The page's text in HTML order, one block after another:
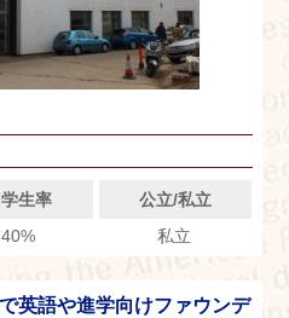
生率
公立/私立
40% 私立
英語や進学向けファウンデ